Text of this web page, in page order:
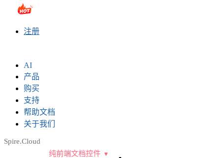
sales@e-iceblue.com
注册
AI
产品
购买
支持
帮助文档
关于我们
Spire.Cloud
纯前端文档控件